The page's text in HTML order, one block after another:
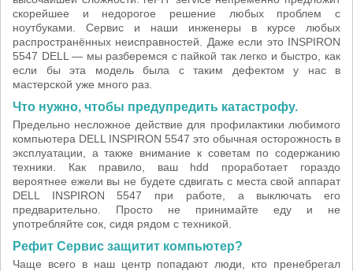
скорейшее и недорогое решение любых проблем с
ноутбуками. Сервис и наши инженеры в курсе любых
распространённых неисправностей. Даже если это INSPIRON
5547 DELL — мы разберемся с пайкой так легко и быстро, как
если бы эта модель была с таким дефектом у нас в
мастерской уже много раз.
Что нужно, чтобы предупредить катастрофу.
Предельно несложное действие для профилактики любимого
компьютера DELL INSPIRON 5547 это обычная осторожность в
эксплуатации, а также внимание к советам по содержанию
техники. Как правило, ваш hdd проработает гораздо
вероятнее ежели вы не будете сдвигать с места свой аппарат
DELL INSPIRON 5547 при работе, а выключать его
предварительно. Просто не принимайте еду и не
употребляйте сок, сидя рядом с техникой.
Рефит Сервис защитит компьютер?
Чаще всего в наш центр попадают люди, кто пренебрегал